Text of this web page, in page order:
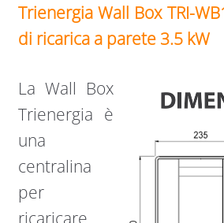
Trienergia Wall Box TRI-
di ricarica a parete 3.5 kW
La Wall Box
Trienergia è
una
centralina
per
ricaricare